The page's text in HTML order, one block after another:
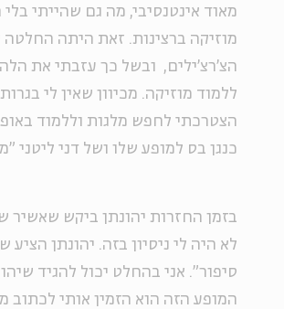
מאוד אינטנסיבי, מה גם שהייתי
מוזיקה ברצינות. זאת היתה
ללמוד מוזיקה. מכיוון שאין לי
הצטרכתי לחפש מלגות וללמוד
כנגן בס למופע שלו ושל דני
בזמן החזרות יהונתן ביקש שאשיר
לא היה לי ניסיון בזה. יהונתן
סיפור". אני בהחלט יכול להגיד
המופע הזה הוא הזמין אותי